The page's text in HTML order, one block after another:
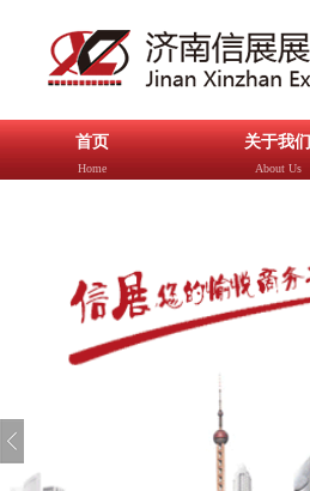
首页
Home
关于我们
About Us